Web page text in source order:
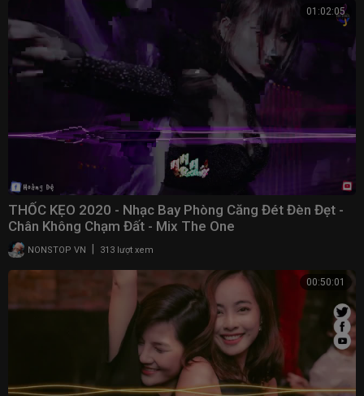
01:02:05
THỐC KẸO 2020 - Nhạc Bay Phòng Căng Đét Đèn Đẹt -
Chân Không Chạm Đất - Mix The One
NONSTOP VN 313 lượt xem
00:50:01